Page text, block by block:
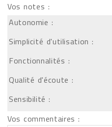
Vos notes :
Autonomie :
Simplicité d'utilisation :
Fonctionnalités :
Qualité d'écoute :
Sensibilité :
Vos commentaires :